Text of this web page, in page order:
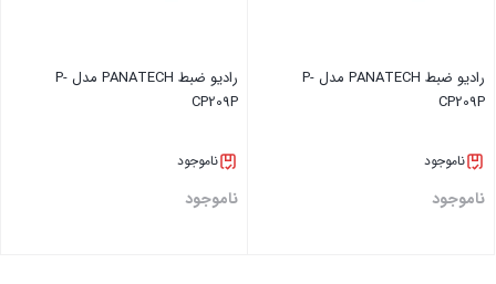
رادیو ضبط PANATECH مدل P-
CP209P
ناموجود
ناموجود
رادیو ضبط PANATECH مدل P-
CP209P
ناموجود
ناموجود